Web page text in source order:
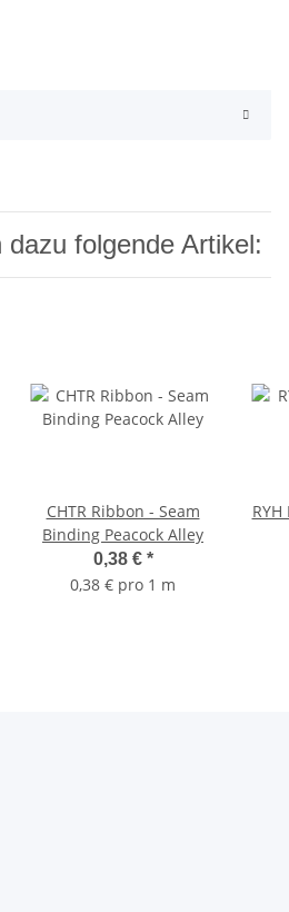
folgende Artikel:
CHTR Ribbon - Seam
Binding Peacock Alley
0,38 € *
0,38 € pro 1 m